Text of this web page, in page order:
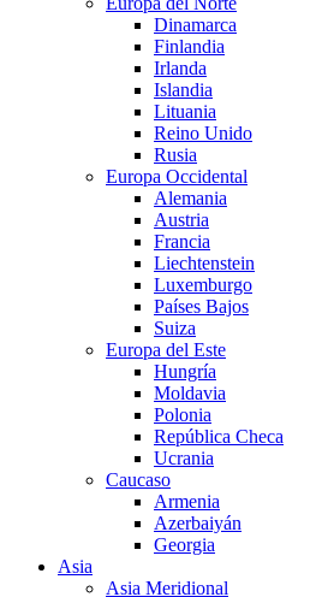
Dinamarca
Finlandia
Irlanda
Islandia
Lituania
Reino Unido
Rusia
Europa Occidental
Alemania
Austria
Francia
Liechtenstein
Luxemburgo
Países Bajos
Suiza
Europa del Este
Hungría
Moldavia
Polonia
República Checa
Ucrania
Caucaso
Armenia
Azerbaiyán
Georgia
Asia
Asia Meridional